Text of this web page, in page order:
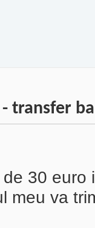
transfer
30 euro
meu va